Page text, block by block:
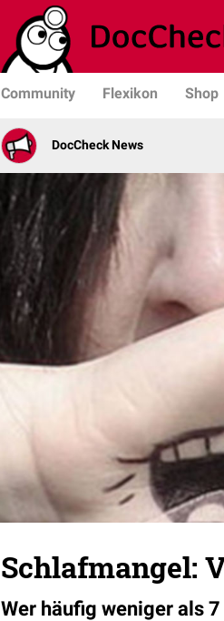
Community Flexikon Shop
DocCheck News
Schlafmangel:
Wer häufig weniger als